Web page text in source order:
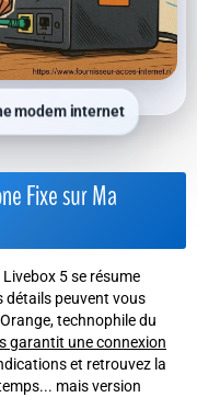
modem internet
Fixe sur Ma
5 se résume
détails peuvent vous
technophile du
garantit une connexion
et retrouvez la
mais version